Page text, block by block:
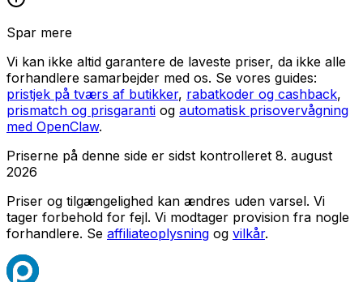
Spar mere
Vi kan ikke altid garantere de laveste priser, da ikke alle
forhandlere samarbejder med os. Se vores guides:
pristjek på tværs af butikker, rabatkoder og cashback,
prismatch og prisgaranti og automatisk prisovervågning
med OpenClaw.
Priserne på denne side er sidst kontrolleret 8. august
2026
Priser og tilgængelighed kan ændres uden varsel. Vi
tager forbehold for fejl. Vi modtager provision fra nogle
forhandlere. Se affiliateoplysning og vilkår.